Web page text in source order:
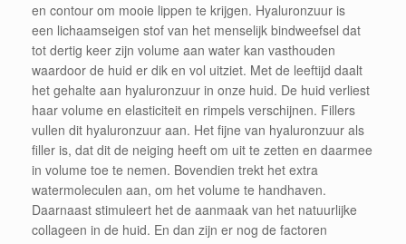
en contour om mooie lippen te krijgen. Hyaluronzuur is
een lichaamseigen stof van het menselijk bindweefsel dat
tot dertig keer zijn volume aan water kan vasthouden
waardoor de huid er dik en vol uitziet. Met de leeftijd daalt
het gehalte aan hyaluronzuur in onze huid. De huid verliest
haar volume en elasticiteit en rimpels verschijnen. Fillers
vullen dit hyaluronzuur aan. Het fijne van hyaluronzuur als
filler is, dat dit de neiging heeft om uit te zetten en daarmee
in volume toe te nemen. Bovendien trekt het extra
watermoleculen aan, om het volume te handhaven.
Daarnaast stimuleert het de aanmaak van het natuurlijke
collageen in de huid. En dan zijn er nog de factoren